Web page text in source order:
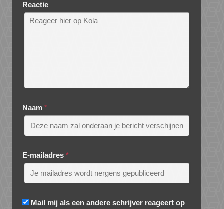
Reactie
Naam *
E-mailadres *
Mail mij als een andere schrijver reageert op